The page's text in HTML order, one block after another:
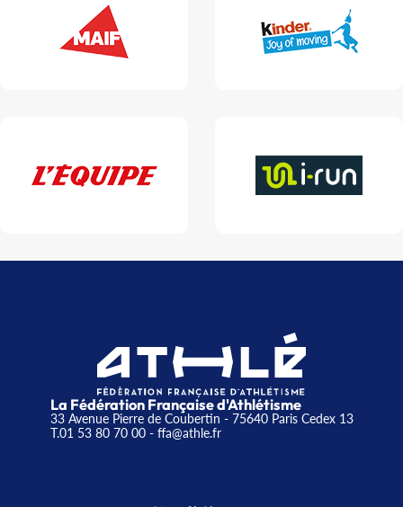
La Fédération Française d'Athlétisme
33 Avenue Pierre de Coubertin - 75640 Paris Cedex 13
T.01 53 80 70 00- ffa@athle.fr